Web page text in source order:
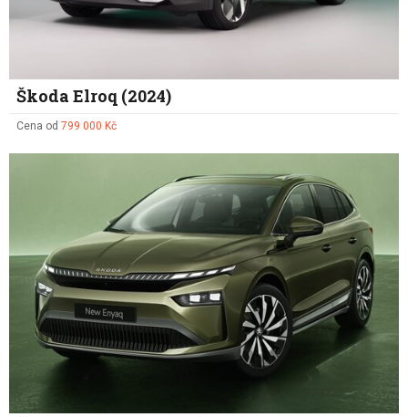
Škoda Elroq (2024)
Cena od 799 000 Kč